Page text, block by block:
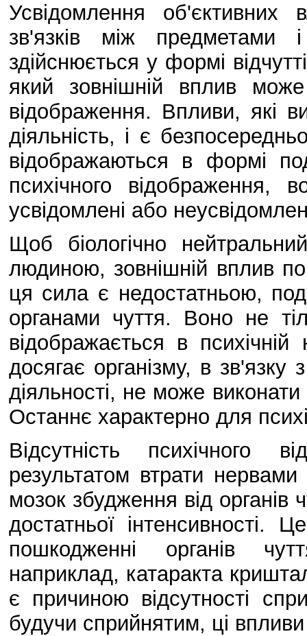
Усвідомлення об'єктивних
зв'язків між предметами
здійснюється у формі
який зовнішній вплив
відображення. Впливи, які
діяльність, і є
відображаються в формі
психічного
усвідомлені або
Щоб біологічно
людиною, зовнішній вплив
ця сила є недостатньою,
органами чуття. Воно не
відображається в
досягає організму, в
діяльності, не може виконати
Останнє характерно для
Відсутність психічного
результатом втрати
мозок збудження від органів
достатньої
пошкодженні органів
наприклад, катаракта
є причиною відсутності
будучи сприйнятим, ці